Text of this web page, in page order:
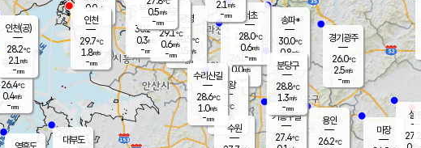
무의도
26.4℃
0.4m/s
-mm
과천
26.0℃
0.0m/s
- mm
용인
26.2℃
경기광주
26.0℃
2.5m/s
-mm
대부도
0.0m/s
-mm
마장
의왕
- ℃
m/s
mm
설봉
27.2
광명
30.5 ℃
0.5 m/s
-mm
부천
30.2℃
0.3m/s
-mm
구로
29.1℃
0.6m/s
-mm
송파*
30.0℃
0.8m/s
-mm
서초
28.0℃
0.6m/s
-mm
기흥구갈
27.4℃
수리산길
28.6℃
1.0m/s
-mm
분당구
28.8℃
1.3m/s
-mm
인천(공)
28.2℃
2.1 m/s
-mm
0.5m/s
-mm
수원
인천
29.7℃
1.8m/s
-mm
2.1 m/s
-mm